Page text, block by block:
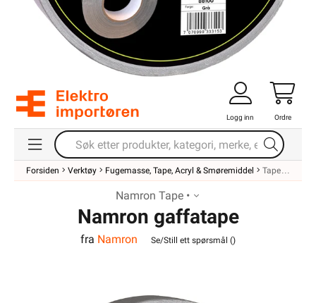
Logg inn Ordre
Forsiden Verktøy Fugemasse, Tape, Acryl & Smøremiddel Tape
Namron Tape •
Namron gaffatape
48mmx50m grå Pro
fra Namron Se/Still ett spørsmål ()